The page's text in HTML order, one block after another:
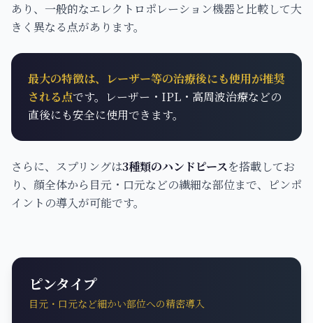
あり、一般的なエレクトロポレーション機器と比較して大
きく異なる点があります。
最大の特徴は、レーザー等の治療後にも使用が推奨
される点です。レーザー・IPL・高周波治療などの
直後にも安全に使用できます。
さらに、スプリングは3種類のハンドピースを搭載してお
り、顔全体から目元・口元などの繊細な部位まで、ピンポ
イントの導入が可能です。
ピンタイプ
目元・口元など細かい部位への精密導入